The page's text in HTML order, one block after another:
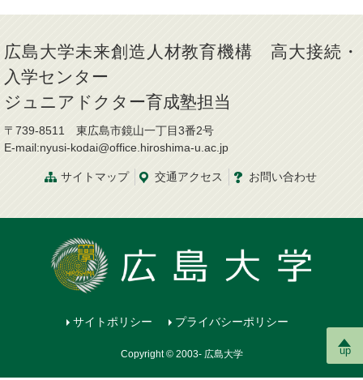
up
広島大学未来創造人材教育機構 高大接続・
入学センター
ジュニアドクター育成塾担当
〒739-8511 東広島市鏡山一丁目3番2号
E-mail:nyusi-kodai@office.hiroshima-u.ac.jp
サイトマップ 交通アクセス お問い合わせ
サイトポリシー プライバシーポリシー
Copyright © 2003- 広島大学